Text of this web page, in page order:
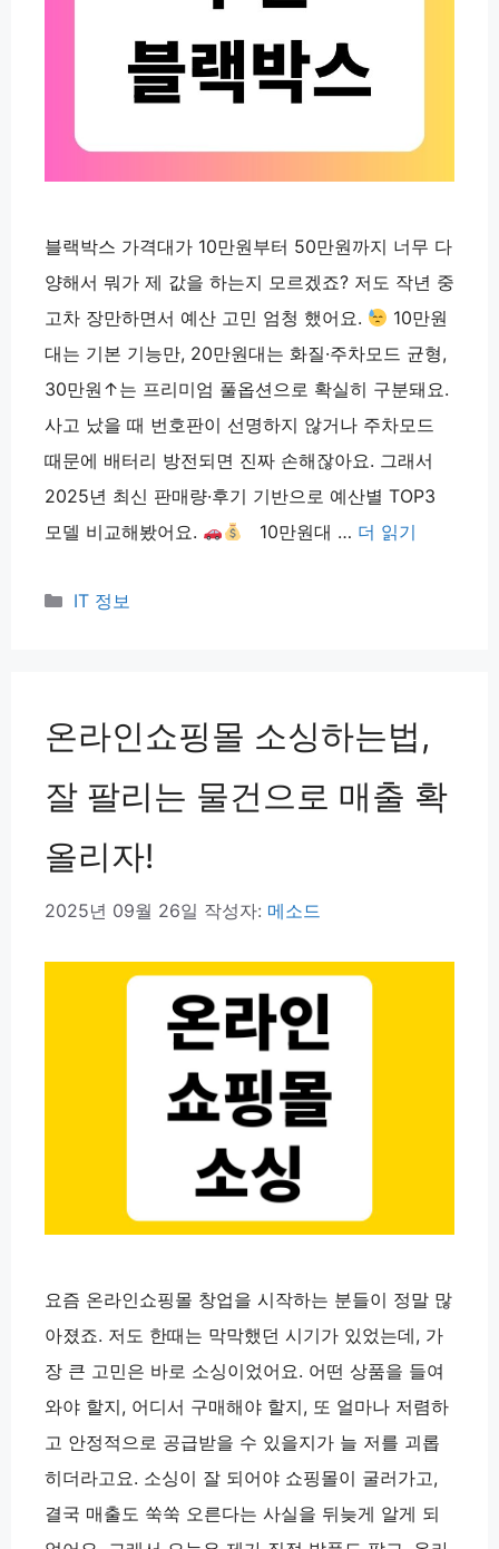
블랙박스 가격대가 10만원부터 50만원까지 너무 다
양해서 뭐가 제 값을 하는지 모르겠죠? 저도 작년 중
고차 장만하면서 예산 고민 엄청 했어요.
10만원
대는 기본 기능만, 20만원대는 화질·주차모드 균형,
30만원↑는 프리미엄 풀옵션으로 확실히 구분돼요.
사고 났을 때 번호판이 선명하지 않거나 주차모드
때문에 배터리 방전되면 진짜 손해잖아요. 그래서
2025년 최신 판매량·후기 기반으로 예산별 TOP3
모델 비교해봤어요.
10만원대 … 더 읽기
카
IT 정보
온라인쇼핑몰 소싱하는법,
잘 팔리는 물건으로 매출 확
올리자!
2025년 09월 26일 작성자: 메소드
요즘 온라인쇼핑몰 창업을 시작하는 분들이 정말 많
아졌죠. 저도 한때는 막막했던 시기가 있었는데, 가
장 큰 고민은 바로 소싱이었어요. 어떤 상품을 들여
와야 할지, 어디서 구매해야 할지, 또 얼마나 저렴하
고 안정적으로 공급받을 수 있을지가 늘 저를 괴롭
히더라고요. 소싱이 잘 되어야 쇼핑몰이 굴러가고,
결국 매출도 쑥쑥 오른다는 사실을 뒤늦게 알게 되